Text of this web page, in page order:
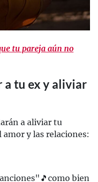
tu pareja aún no
a tu ex y aliviar
a aliviar tu
amor y las relaciones:
bien